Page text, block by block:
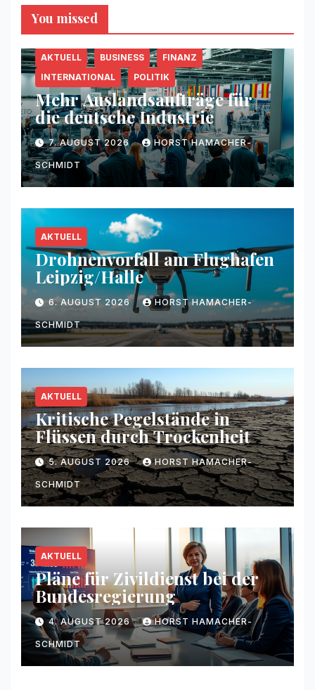
You missed
AKTUELL BUSINESS
FINANZ
INTERNATIONAL
POLITIK
Mehr Auslandsaufträge für
die deutsche Industrie
7. AUGUST 2026 HORST HAMACHER-
SCHMIDT
AKTUELL
Drohnenvorfall am Flughafen
Leipzig/Halle
6. AUGUST 2026 HORST HAMACHER-
SCHMIDT
AKTUELL
Kritische Pegelstände in
Flüssen durch Trockenheit
5. AUGUST 2026 HORST HAMACHER-
SCHMIDT
AKTUELL
Pläne für Zivildienst bei der
Bundesregierung
4. AUGUST 2026 HORST HAMACHER-
SCHMIDT